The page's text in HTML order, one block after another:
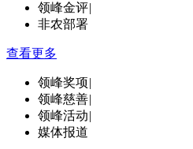
领峰金评|
非农部署
查看更多
领峰奖项|
领峰慈善|
领峰活动|
媒体报道